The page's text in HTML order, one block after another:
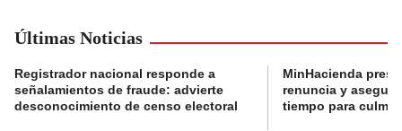
Últimas Noticias
Registrador nacional responde a
señalamientos de fraude: advierte
desconocimiento de censo electoral
MinHacienda
renuncia y
tiempo para